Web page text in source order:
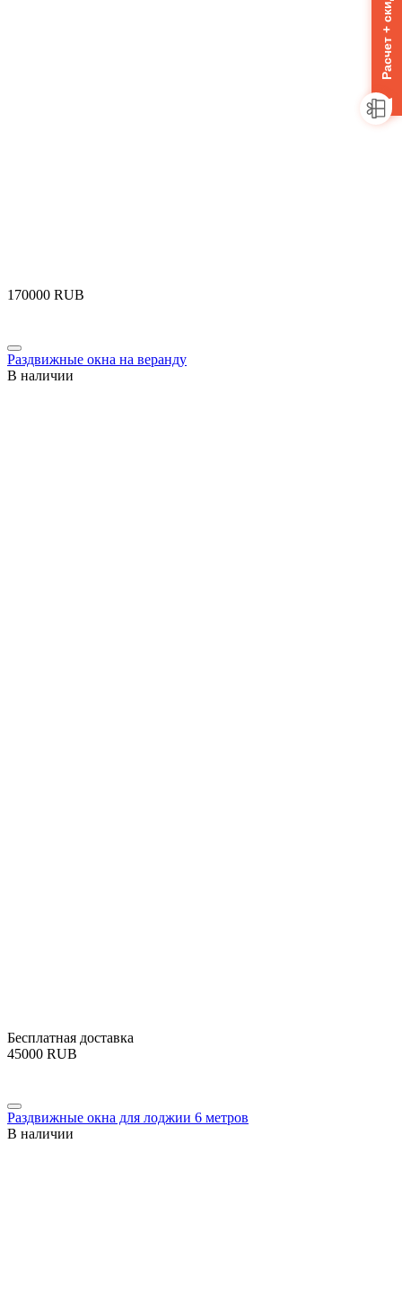
‍170000‍ RUB
Раздвижные окна на веранду
В наличии
Бесплатная доставка
‍45000‍ RUB
Раздвижные окна для лоджии 6 метров
В наличии